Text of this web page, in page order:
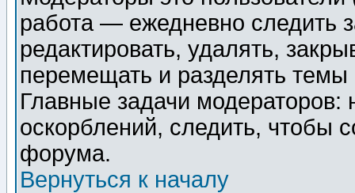
работа — ежедневно следить
редактировать, удалять,
перемещать и разделять
Главные задачи
оскорблений, следить, чтобы
форума.
Вернуться к началу